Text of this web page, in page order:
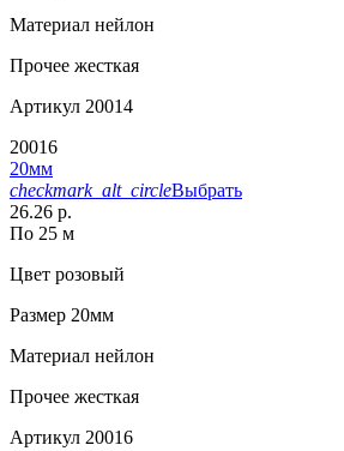
Материал нейлон
Прочее жесткая
Артикул 20014
20016
20мм
checkmark_alt_circleВыбрать
26.26 р.
По 25 м
Цвет розовый
Размер 20мм
Материал нейлон
Прочее жесткая
Артикул 20016